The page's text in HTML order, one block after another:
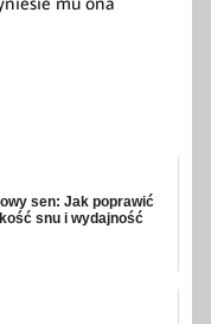
sen: Jak poprawić
snu i wydajność